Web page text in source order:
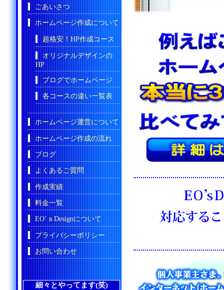
ごあいさつ
ホームページ作成について
超格安！HP作成コース
オリジナルデザインの
HP
ブログでホームページ
各コースの違い一覧表
ホームページ運営について
ホームページ作成の流れ
ブログ
よくあるご質問
作成実績
料金一覧
EO’ｓDesignについて
プライバシーポリシー
お問い合わせ
細々とやってます(笑)